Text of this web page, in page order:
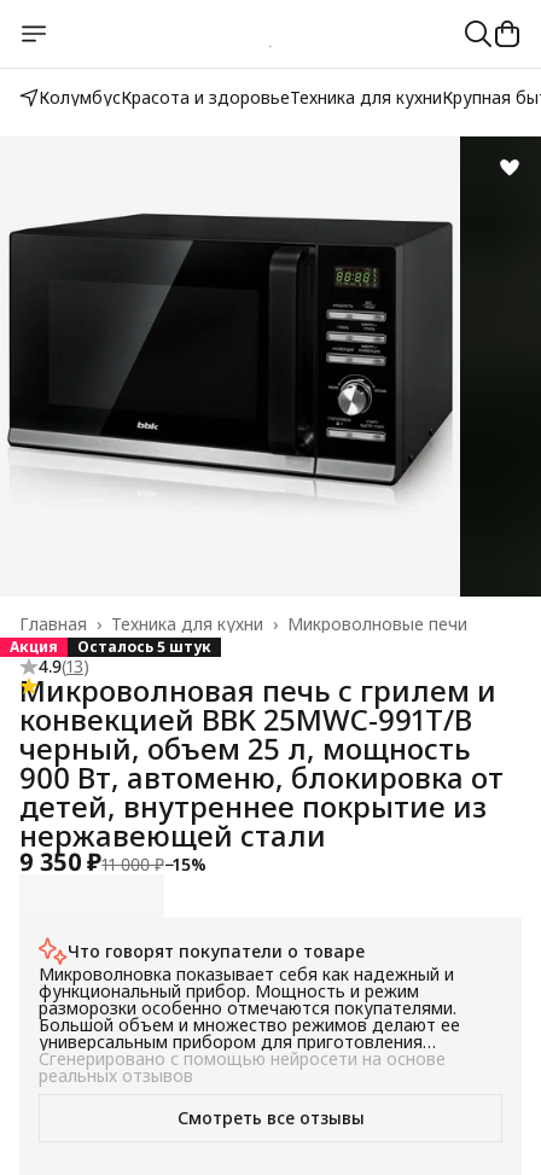
КолумбусКрасота и здоровьеТехника для кухниКрупная
Микроволновые печи
Техника для кухни ›
Главная ›
Акция Осталось 5 штук
4.9(13)
Микроволновая печь с грилем и
конвекцией BBK 25MWC-991T/B
черный, объем 25 л, мощность
900 Вт, автоменю, блокировка от
детей, внутреннее покрытие из
нержавеющей стали
9 350 ₽11 000 ₽−15%
Что говорят покупатели о товаре
Микроволновка показывает себя как надежный и
функциональный прибор. Мощность и режим
разморозки особенно отмечаются покупателями.
Большой объем и множество режимов делают ее
универсальным прибором для приготовления
различных блюд. В целом, микроволновка подойдет
для тех, кто ищет универсальное устройство с
большим объемом и разнообразными режимами.
Сгенерировано с помощью нейросети на основе
реальных отзывов
Смотреть все отзывы